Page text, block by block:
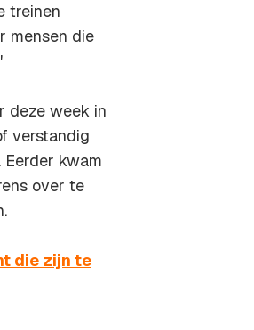
treinen
mensen die
deze week in
verstandig
kwam
over te
die zijn te